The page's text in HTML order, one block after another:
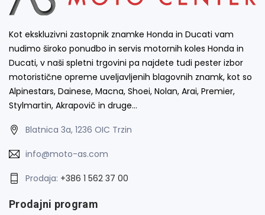
Kot ekskluzivni zastopnik znamke Honda in Ducati vam
nudimo široko ponudbo in servis motornih koles Honda in
Ducati, v naši spletni trgovini pa najdete tudi pester izbor
motoristične opreme uveljavljenih blagovnih znamk, kot so
Alpinestars, Dainese, Macna, Shoei, Nolan, Arai, Premier,
Stylmartin, Akrapovič in druge…
Blatnica 3a, 1236 OIC Trzin
info@moto-as.com
Prodaja: +386 1 562 37 00
Prodajni program